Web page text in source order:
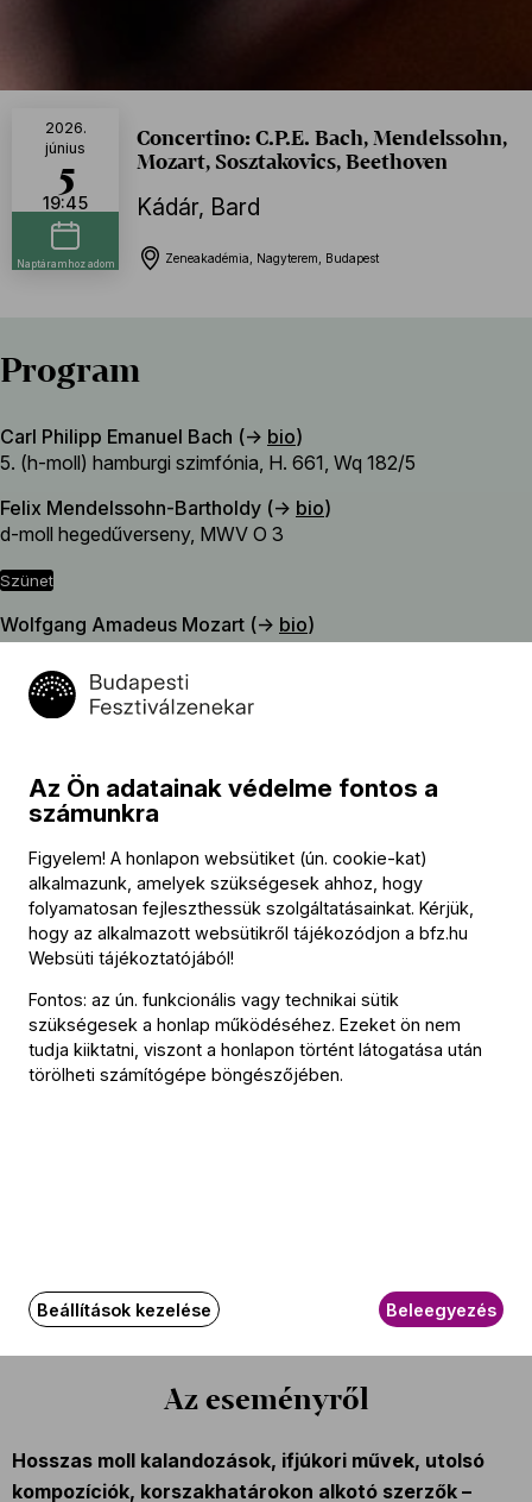
Concertino: C.P.E. Bach, Mendelssohn,
Mozart, Sosztakovics, Beethoven
Kádár, Bard
Zeneakadémia, Nagyterem, Budapest
2026.
június
5
19:45
Naptáramhoz adom
Program
Carl Philipp Emanuel Bach (→ bio)
5. (h-moll) hamburgi szimfónia, H. 661, Wq 182/5
Felix Mendelssohn-Bartholdy (→ bio)
d-moll hegedűverseny, MWV O 3
szünet
Wolfgang Amadeus Mozart (→ bio)
Dmitrij Sosztakovics (→
bio
c-moll kamaraszimfónia, Op. 110a
13. (B-dúr) vonósnégyes – Cavatina, Op. 130
Közreműködők
Koncertmester
Daniel Bard
Szólista
(hegedű)
Az esemény körülbelül 120 perc hosszúságú.
Az eseményről
Hosszas moll kalandozások, ifjúkori művek, utolsó
kompozíciók, korszakhatárokon alkotó szerzők –
Az Ön adatainak védelme fontos a
számunkra
Figyelem! A honlapon websütiket (ún. cookie-kat)
alkalmazunk, amelyek szükségesek ahhoz, hogy
folyamatosan fejleszthessük szolgáltatásainkat. Kérjük,
hogy az alkalmazott websütikről tájékozódjon a bfz.hu
Websüti tájékoztatójából!
Fontos: az ún. funkcionális vagy technikai sütik
szükségesek a honlap működéséhez. Ezeket ön nem
tudja kiiktatni, viszont a honlapon történt látogatása után
törölheti számítógépe böngészőjében.
Beállítások kezelése Beleegyezés